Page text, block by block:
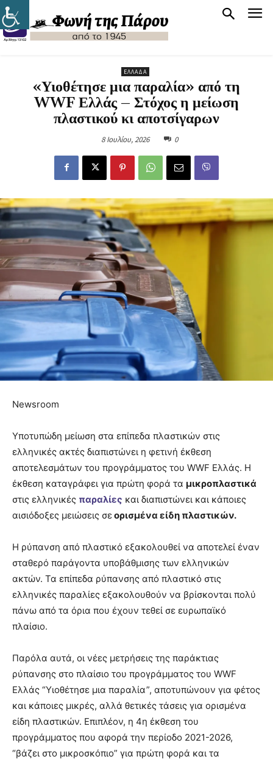
ΕΛΛΆΔΑ
«Υιοθέτησε μια παραλία» από τη
WWF Ελλάς – Στόχος η μείωση
πλαστικού κι αποτσίγαρων
8 Ιουλίου, 2026 0
Newsroom
Υποτυπώδη μείωση στα επίπεδα πλαστικών στις
ελληνικές ακτές διαπιστώνει η φετινή έκθεση
αποτελεσμάτων του προγράμματος του WWF Ελλάς. Η
έκθεση καταγράφει για πρώτη φορά τα μικροπλαστικά
στις ελληνικές παραλίες και διαπιστώνει και κάποιες
αισιόδοξες μειώσεις σεορισμένα είδη πλαστικών.
Η ρύπανση από πλαστικό εξακολουθεί να αποτελεί έναν
σταθερό παράγοντα υποβάθμισης των ελληνικών
ακτών. Τα επίπεδα ρύπανσης από πλαστικό στις
ελληνικές παραλίες εξακολουθούν να βρίσκονται πολύ
πάνω από τα όρια που έχουν τεθεί σε ευρωπαϊκό
πλαίσιο.
Παρόλα αυτά, οι νέες μετρήσεις της παράκτιας
ρύπανσης στο πλαίσιο του προγράμματος του WWF
Ελλάς “Υιοθέτησε μια παραλία”, αποτυπώνουν για φέτος
και κάποιες μικρές, αλλά θετικές τάσεις για ορισμένα
είδη πλαστικών. Επιπλέον, η 4η έκθεση του
προγράμματος που αφορά την περίοδο 2021-2026,
“βάζει στο μικροσκόπιο” για πρώτη φορά και τα